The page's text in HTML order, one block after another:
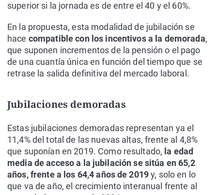
superior si la jornada es de entre el 40 y el 60%.
En la propuesta, esta modalidad de jubilación se
hace compatible con los incentivos a la demorada,
que suponen incrementos de la pensión o el pago
de una cuantía única en función del tiempo que se
retrase la salida definitiva del mercado laboral.
Jubilaciones demoradas
Estas jubilaciones demoradas representan ya el
11,4% del total de las nuevas altas, frente al 4,8%
que suponían en 2019. Como resultado, la edad
media de acceso a la jubilación se sitúa en 65,2
años, frente a los 64,4 años de 2019y, solo en lo
que va de año, el crecimiento interanual frente al